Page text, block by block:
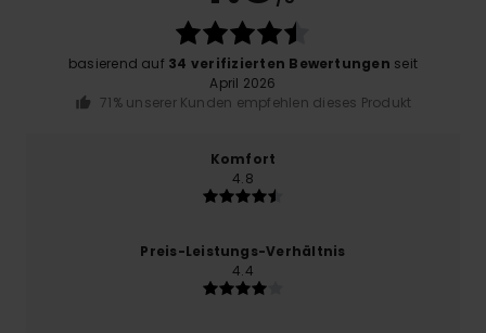
basierend auf 34 verifizierten Bewertungen seit
April 2026
71% unserer Kunden empfehlen dieses Produkt
Komfort
4.8
Preis-Leistungs-Verhältnis
4.4